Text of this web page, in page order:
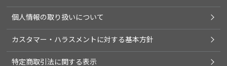
個人情報の取り扱いについて
カスタマー・ハラスメントに対する基本方針
特定商取引法に関する表示